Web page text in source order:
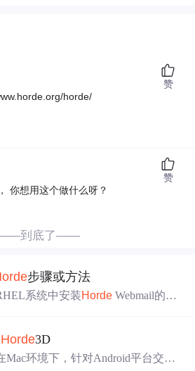
horde/
赞
你想用这个做什么呀？
赞
到底了——
步骤或方法
系统中安装Horde Webmail的过
了Horde的数据库连接，使用了Mys
义的数据库结构。此外，还提到
Horde3D
Mac环境下，针对Android平台交叉